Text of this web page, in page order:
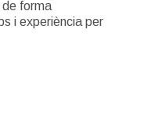
forma
i experiència per